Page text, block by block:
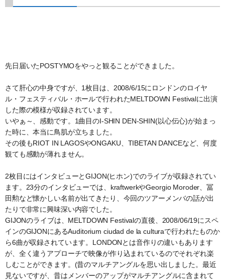
先日届いたPOSTYMOをやっと観ることができました。
さて肝心の中身ですが、1枚目は、2008/6/15にロンドンのロイヤ
ル・フェスティバル・ホールで行われたMELTDOWN Festivalに出演
した際の模様が収録されています。
いやぁ～、感動です。1曲目のI-SHIN DEN-SHIN(以心伝心)が始まっ
た時に、本当に鳥肌が立ちました。
その後もRIOT IN LAGOSやONGAKU、TIBETAN DANCEなど、何度
観ても感動が薄れません。
2枚目にはインタビューとGIJON(ヒホン)でのライブが収録されてい
ます。23分のインタビューでは、kraftwerkやGeorgio Moroder、冨
田勲など懐かしい名前が出てきたり、今回のツアーメンバの話が出
たりで非常に興味深い内容でした。
GIJONのライブは、MELTDOWN Festivalの直後、2008/06/19にスペ
インのGIJONにあるAuditorium ciudad de la culturaで行われたものか
ら6曲が収録されています。LONDONとは音作りの違いもあります
が、全く違うアプローチで映像が作り込まれているのでそれぞれ楽
しむことができます。(昔のマルチアングルを思い出しました。最近
見ないですが、昔はメンバーのアップがマルチアングルに含まれて